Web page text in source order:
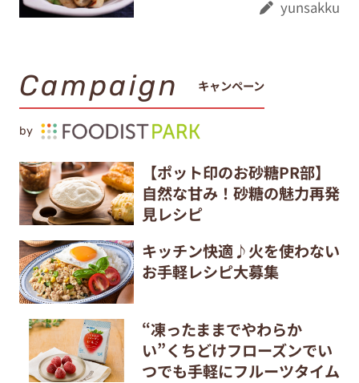
yunsakku
Campaign キャンペーン
by
【ポット印のお砂糖PR部】
自然な甘み！砂糖の魅力再発
見レシピ
キッチン快適♪火を使わない
お手軽レシピ大募集
“凍ったままでやわらか
い”くちどけフローズンでい
つでも手軽にフルーツタイム